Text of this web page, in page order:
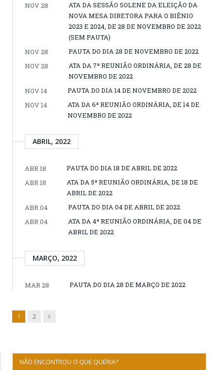
NOV 28
ATA DA SESSÃO SOLENE DA ELEIÇÃO DA
NOVA MESA DIRETORA PARA O BIÊNIO
2023 E 2024, DE 28 DE NOVEMBRO DE 2022
(SEM PAUTA)
NOV 28
PAUTA DO DIA 28 DE NOVEMBRO DE 2022
NOV 28
ATA DA 7ª REUNIÃO ORDINÁRIA, DE 28 DE
NOVEMBRO DE 2022
NOV 14
PAUTA DO DIA 14 DE NOVEMBRO DE 2022
NOV 14
ATA DA 6ª REUNIÃO ORDINÁRIA, DE 14 DE
NOVEMBRO DE 2022
ABRIL, 2022
ABR 18
PAUTA DO DIA 18 DE ABRIL DE 2022
ABR 18
ATA DA 5ª REUNIÃO ORDINÁRIA, DE 18 DE
ABRIL DE 2022
ABR 04
PAUTA DO DIA 04 DE ABRIL DE 2022
ABR 04
ATA DA 4ª REUNIÃO ORDINÁRIA, DE 04 DE
ABRIL DE 2022
MARÇO, 2022
MAR 28 PAUTA DO DIA 28 DE MARÇO DE 2022
1 2 Next
NÃO ENCONTROU O QUE QUERIA?